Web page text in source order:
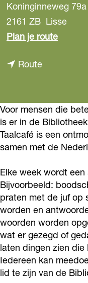
Koninginneweg 79a
2161 ZB Lisse
Plan je routen
i
b
l
o
t
h
e
e
k
L
i
Routen
r
B
i
b
i
o
t
h
e
e
k
Voor mensen die
is er in de
Taalcafé is een
samen met de
Elke week wordt
Bijvoorbeeld:
praten met de juf op
worden en
woorden worden
wat er gezegd of
laten dingen zien
Iedereen kan
lid te zijn van de